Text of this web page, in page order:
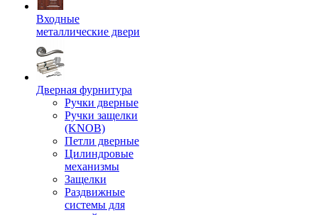
Входные
металлические двери
Дверная фурнитура
Ручки дверные
Ручки защелки
(KNOB)
Петли дверные
Цилиндровые
механизмы
Защелки
Раздвижные
системы для